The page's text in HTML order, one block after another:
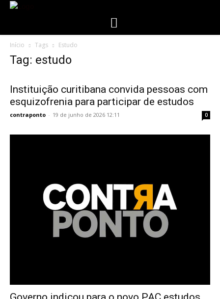
Início Tags Estudo
Tag: estudo
Instituição curitibana convida pessoas com
esquizofrenia para participar de estudos
contraponto - 19 de junho de 2026 12:11 0